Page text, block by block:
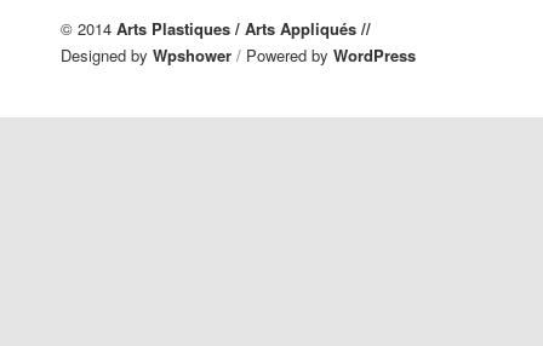
© 2014 Arts Plastiques / Arts Appliqués //
Designed by Wpshower / Powered by WordPress